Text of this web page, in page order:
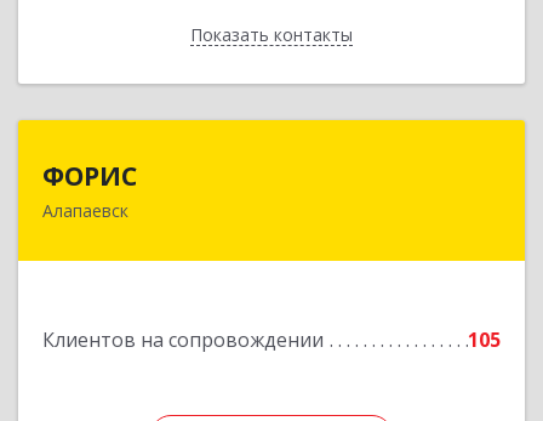
Показать контакты
Назад
ФОРИС
Алапаевск
Клиентов на сопровождении 105
624601, Свердловская обл, Алапаевск г, Ленина